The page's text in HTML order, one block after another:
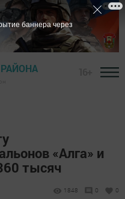
«Алга» и
тысяч
1848 0 0
баннера через